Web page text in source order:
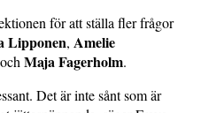
för att ställa fler frågor
Lipponen, Amelie
ochMaja Fagerholm.
Det är inte sånt som är